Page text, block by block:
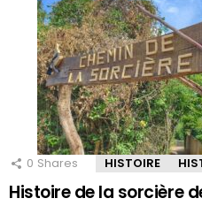
0 Shares HISTOIRE
Histoire de la sorcière